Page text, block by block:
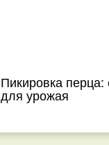
Пикировка перца:
для урожая